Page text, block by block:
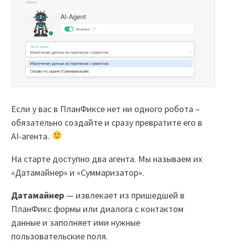
Если у вас в ПланФиксе нет ни одного робота –
обязательно создайте и сразу превратите его в
AI-агента.
На старте доступно два агента. Мы называем их
«Датамайнер» и «Суммаризатор».
Датамайнер — извлекает из пришедшей в
ПланФикс формы или диалога с контактом
данные и заполняет ими нужные
пользовательские поля.